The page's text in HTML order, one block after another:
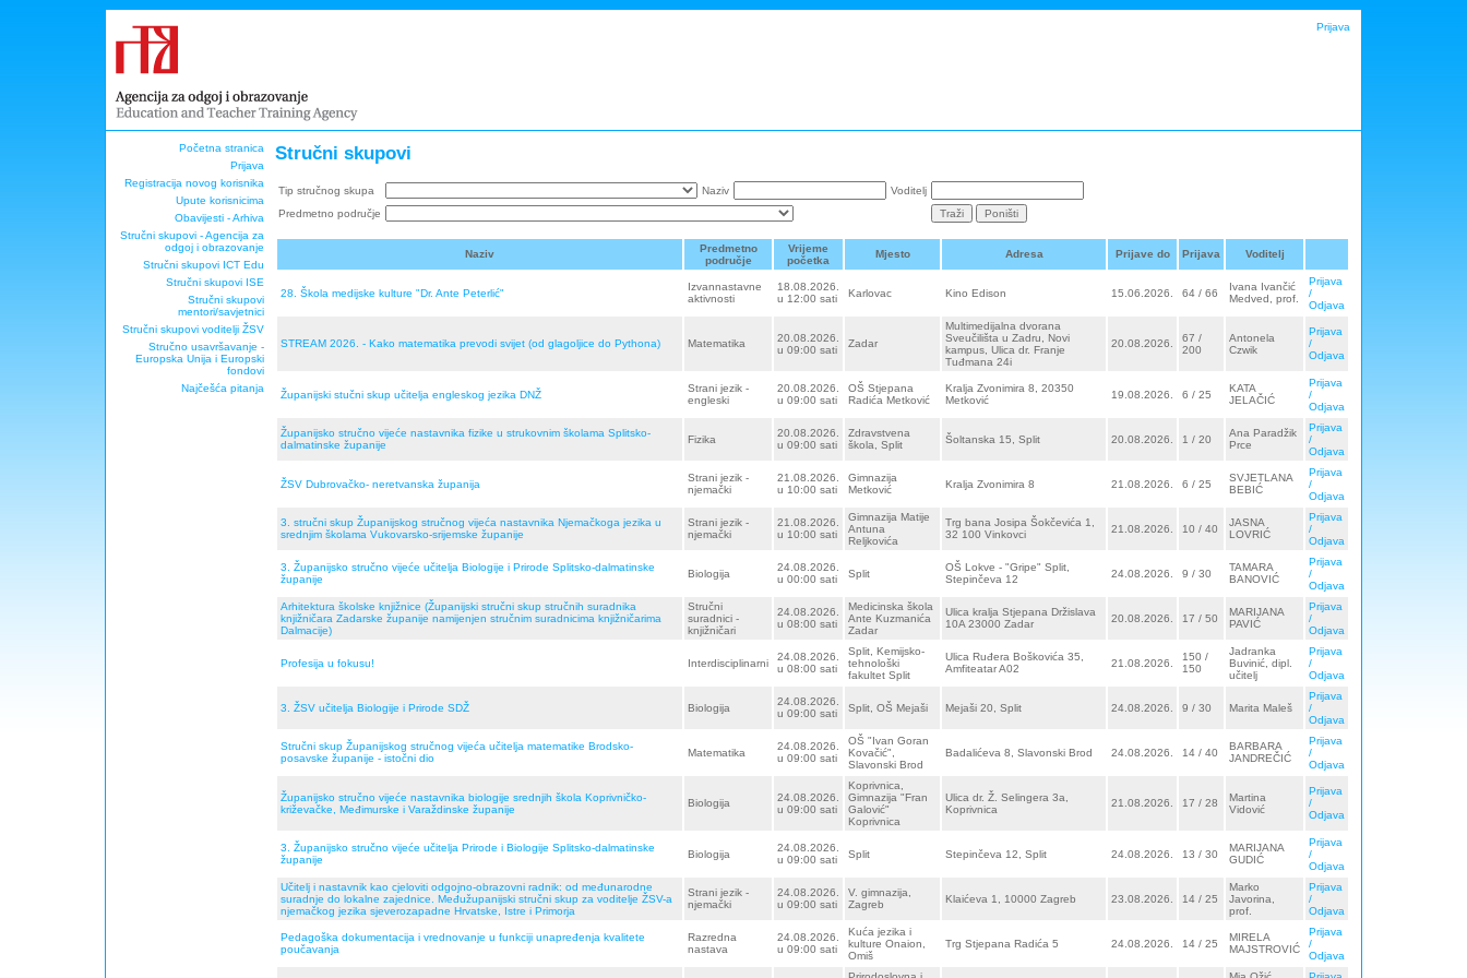
Prijava
Početna stranica
Prijava
Registracija novog korisnika
Upute korisnicima
Obavijesti - Arhiva
Stručni skupovi - Agencija za
odgoj i obrazovanje
Stručni skupovi ICT Edu
Stručni skupovi ISE
Stručni skupovi
mentori/savjetnici
Stručni skupovi voditelji ŽSV
Stručno usavršavanje -
Europska Unija i Europski
fondovi
Najčešća pitanja
Stručni skupovi
Tip stručnog skupa Naziv
Voditelj
Predmetno područje
Naziv
Predmetno
područje
Vrijeme
početka
Mjesto Adresa Prijave do Prijava Voditelj
28. Škola medijske kulture "Dr. Ante Peterlić"
Izvannastavne
aktivnosti
18.08.2026.
u 12:00 sati
Karlovac Kino Edison 15.06.2026. 64 / 66
Ivana Ivančić
Medved, prof.
Prijava
/
Odjava
STREAM 2026. - Kako matematika prevodi svijet (od glagoljice do Pythona) Matematika
20.08.2026.
u 09:00 sati
Zadar
Multimedijalna dvorana
Sveučilišta u Zadru, Novi
kampus, Ulica dr. Franje
Tuđmana 24i
20.08.2026.
67 /
200
Antonela
Czwik
Prijava
/
Odjava
Županijski stučni skup učitelja engleskog jezika DNŽ
Strani jezik -
engleski
20.08.2026.
u 09:00 sati
OŠ Stjepana
Radića Metković
Kralja Zvonimira 8, 20350
Metković
19.08.2026. 6 / 25
KATA
JELAČIĆ
Prijava
/
Odjava
Županijsko stručno vijeće nastavnika fizike u strukovnim školama Splitsko-
dalmatinske županije
Fizika
20.08.2026.
u 09:00 sati
Zdravstvena
škola, Split
Šoltanska 15, Split 20.08.2026. 1 / 20
Ana Paradžik
Prce
Prijava
/
Odjava
ŽSV Dubrovačko- neretvanska županija
Strani jezik -
njemački
21.08.2026.
u 10:00 sati
Gimnazija
Metković
Kralja Zvonimira 8 21.08.2026. 6 / 25
SVJETLANA
BEBIĆ
Prijava
/
Odjava
3. stručni skup Županijskog stručnog vijeća nastavnika Njemačkoga jezika u
srednjim školama Vukovarsko-srijemske županije
Strani jezik -
njemački
21.08.2026.
u 10:00 sati
Gimnazija Matije
Antuna
Reljkovića
Trg bana Josipa Šokčevića 1,
32 100 Vinkovci
21.08.2026. 10 / 40
JASNA
LOVRIĆ
Prijava
/
Odjava
3. Županijsko stručno vijeće učitelja Biologije i Prirode Splitsko-dalmatinske
županije
Biologija
24.08.2026.
u 00:00 sati
Split
OŠ Lokve - "Gripe" Split,
Stepinčeva 12
24.08.2026. 9 / 30
TAMARA
BANOVIĆ
Prijava
/
Odjava
Arhitektura školske knjižnice (Županijski stručni skup stručnih suradnika
knjižničara Zadarske županije namijenjen stručnim suradnicima knjižničarima
Dalmacije)
Stručni
suradnici -
knjižničari
24.08.2026.
u 08:00 sati
Medicinska škola
Ante Kuzmanića
Zadar
Ulica kralja Stjepana Držislava
10A 23000 Zadar
20.08.2026. 17 / 50
MARIJANA
PAVIĆ
Prijava
/
Odjava
Profesija u fokusu! Interdisciplinarni
24.08.2026.
u 08:00 sati
Split, Kemijsko-
tehnološki
fakultet Split
Ulica Ruđera Boškovića 35,
Amfiteatar A02
21.08.2026.
150 /
150
Jadranka
Buvinić, dipl.
učitelj
Prijava
/
Odjava
3. ŽSV učitelja Biologije i Prirode SDŽ Biologija
24.08.2026.
u 09:00 sati
Split, OŠ Mejaši Mejaši 20, Split 24.08.2026. 9 / 30 Marita Maleš
Prijava
/
Odjava
Stručni skup Županijskog stručnog vijeća učitelja matematike Brodsko-
posavske županije - istočni dio
Matematika
24.08.2026.
u 09:00 sati
OŠ "Ivan Goran
Kovačić",
Slavonski Brod
Badalićeva 8, Slavonski Brod 24.08.2026. 14 / 40
BARBARA
JANDREČIĆ
Prijava
/
Odjava
Županijsko stručno vijeće nastavnika biologije srednjih škola Koprivničko-
križevačke, Međimurske i Varaždinske županije
Biologija
24.08.2026.
u 09:00 sati
Koprivnica,
Gimnazija "Fran
Galović"
Koprivnica
Ulica dr. Ž. Selingera 3a,
Koprivnica
21.08.2026. 17 / 28
Martina
Vidović
Prijava
/
Odjava
3. Županijsko stručno vijeće učitelja Prirode i Biologije Splitsko-dalmatinske
županije
Biologija
24.08.2026.
u 09:00 sati
Split Stepinčeva 12, Split 24.08.2026. 13 / 30
MARIJANA
GUDIĆ
Prijava
/
Odjava
Učitelj i nastavnik kao cjeloviti odgojno-obrazovni radnik: od međunarodne
suradnje do lokalne zajednice. Međužupanijski stručni skup za voditelje ŽSV-a
njemačkog jezika sjeverozapadne Hrvatske, Istre i Primorja
Strani jezik -
njemački
24.08.2026.
u 09:00 sati
V. gimnazija,
Zagreb
Klaićeva 1, 10000 Zagreb 23.08.2026. 14 / 25
Marko
Javorina,
prof.
Prijava
/
Odjava
Pedagoška dokumentacija i vrednovanje u funkciji unapređenja kvalitete
poučavanja
Razredna
nastava
24.08.2026.
u 09:00 sati
Kuća jezika i
kulture Onaion,
Omiš
Trg Stjepana Radića 5 24.08.2026. 14 / 25
MIRELA
MAJSTROVIĆ
Prijava
/
Odjava